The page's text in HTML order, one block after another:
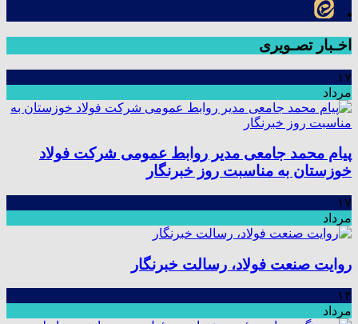
اخـبار تصـویری
۱۷
مرداد
پیام محمد جامعی مدیر روابط عمومی شرکت فولاد
خوزستان به مناسبت روز خبرنگار
۱۷
مرداد
روایت صنعت فولاد،‌ رسالت خبرنگار
۱۴
مرداد